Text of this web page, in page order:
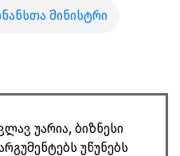
მინისტრი
უარია, ბიზნესი
უწუნებს